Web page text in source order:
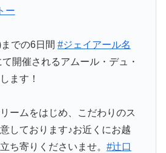
ー
での6日間 #ジェイアール名
て開催されるアムール・デュ・
ます！
ームをはじめ、こだわりのス
しております♪お近くにお越
ち寄りくださいませ。 #辻口